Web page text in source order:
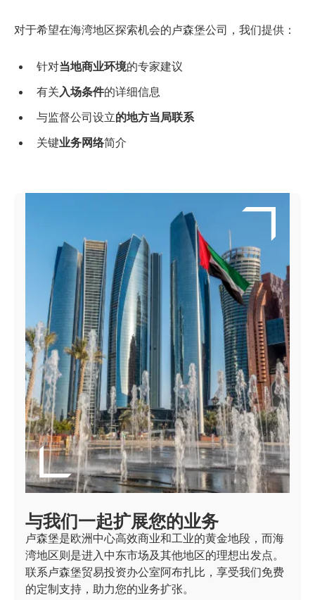
对于希望在海湾地区探索机会的卢森堡公司，我们提供：
针对当地商业环境的专家建议
有关入场条件的详细信息
与监督公司设立的地方当局联系
关键业务网络简介
与我们一起扩展您的业务
卢森堡是欧洲中心高效商业和工业的黄金地段，而海
湾地区则是进入中东市场及其他地区的理想出发点。
联系卢森堡贸易投资办公室阿布扎比，享受我们免费
的定制支持，助力您的业务扩张。